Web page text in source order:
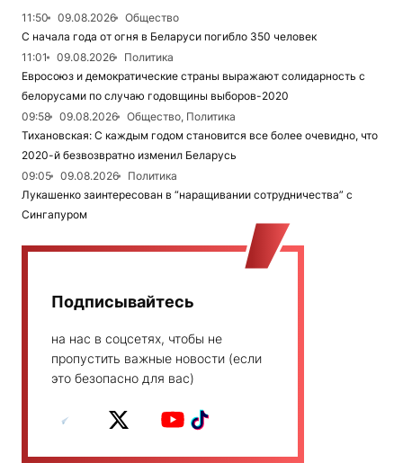
11:50 09.08.2026
Общество
С начала года от огня в Беларуси погибло 350 человек
11:01
09.08.2026
Политика
Евросоюз и демократические страны выражают солидарность с
белорусами по случаю годовщины выборов-2020
09:58
09.08.2026
Общество, Политика
Тихановская: С каждым годом становится все более очевидно, что
2020-й безвозвратно изменил Беларусь
09:05
09.08.2026
Политика
Лукашенко заинтересован в “наращивании сотрудничества” с
Сингапуром
Подписывайтесь
на нас в соцсетях, чтобы не
пропустить важные новости (если
это безопасно для вас)